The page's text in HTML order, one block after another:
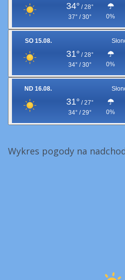
34° / 28°
37° / 30°
0%
SO 15.08.
31° / 28°
34° / 30°
0%
ND 16.08.
31° / 27°
34° / 29°
0%
Wykres pogody na